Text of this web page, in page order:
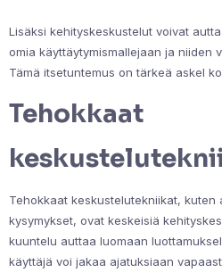
Lisäksi kehityskeskustelut voivat
omia käyttäytymismallejaan ja niiden
Tämä itsetuntemus on tärkeä askel
Tehokkaat
Tehokkaat keskustelutekniikat,
kysymykset, ovat keskeisiä
kuuntelu auttaa luomaan
käyttäjä voi jakaa ajatuksiaan